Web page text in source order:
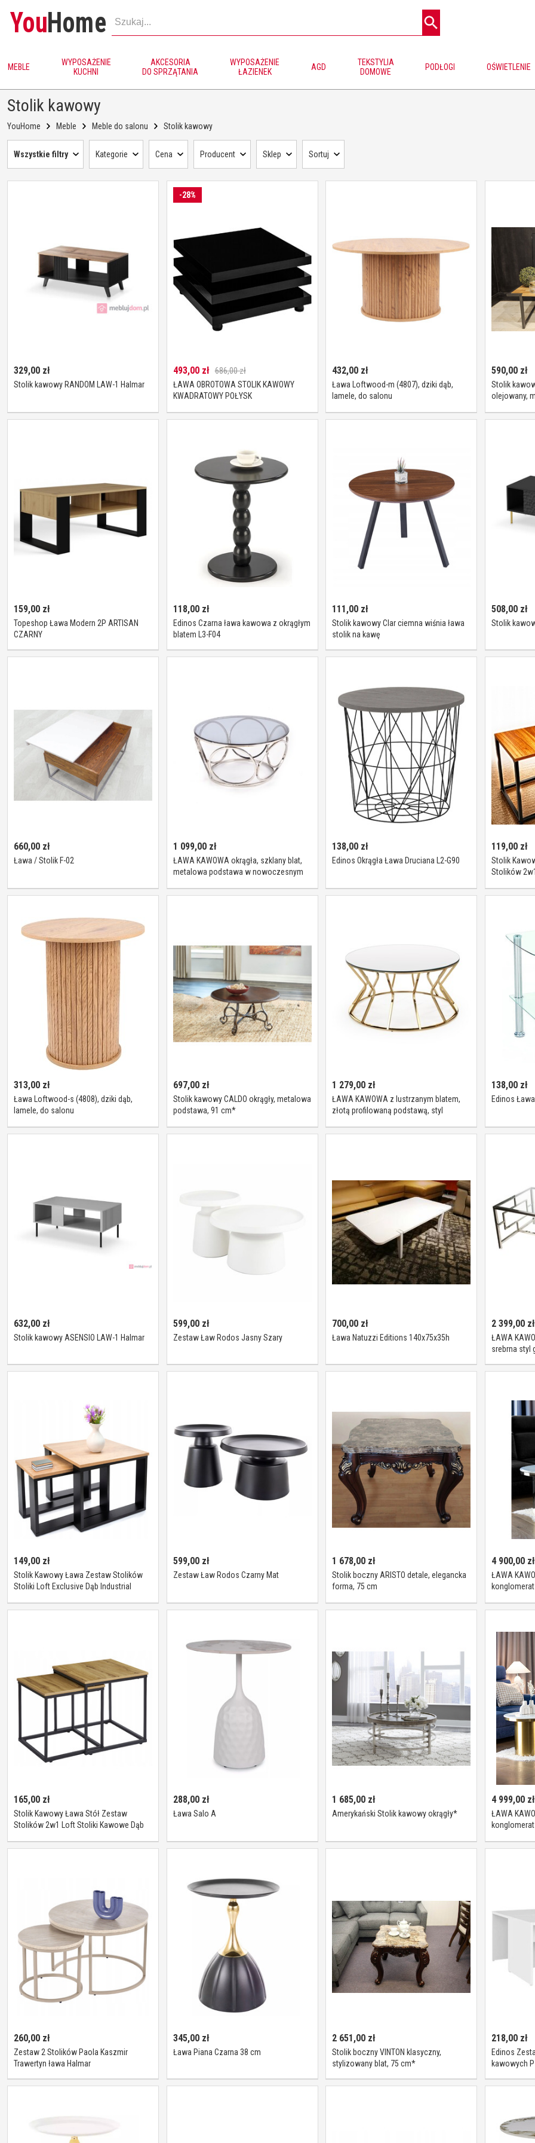
YouHome
MEBLE
WYPOSAŻENIE
KUCHNI
AKCESORIA
DO SPRZĄTANIA
WYPOSAŻENIE
ŁAZIENEK
AGD
TEKSTYLIA
DOMOWE
PODŁOGI OŚWIETLENIE
Stolik kawowy
YouHome Meble Meble do salonu Stolik kawowy
Wszystkie filtry Kategorie Cena Producent Sklep Sortuj
329,00 zł
Stolik kawowy RANDOM LAW-1 Halmar
-28%
493,00zł 686,00 zł
ŁAWA OBROTOWA STOLIK KAWOWY
KWADRATOWY POŁYSK
432,00 zł
Ława Loftwood-m (4807), dziki dąb,
lamele, do salonu
590,00zł
Stolik
olejowany,
159,00 zł
Topeshop Ława Modern 2P ARTISAN
CZARNY
118,00zł
Edinos Czarna ława kawowa z okrągłym
blatem L3-F04
111,00 zł
Stolik kawowy Clar ciemna wiśnia ława
stolik na kawę
508,00zł
Stolik
660,00 zł
Ława / Stolik F-02
1 099,00zł
ŁAWA KAWOWA okrągła, szklany blat,
metalowa podstawa w nowoczesnym
138,00 zł
Edinos Okrągła Ława Druciana L2-G90
119,00zł
Stolik
Stolików
313,00 zł
Ława Loftwood-s (4808), dziki dąb,
lamele, do salonu
697,00zł
Stolik kawowy CALDO okrągły, metalowa
podstawa, 91 cm*
1 279,00 zł
ŁAWA KAWOWA z lustrzanym blatem,
złotą profilowaną podstawą, styl
138,00zł
Edinos
632,00 zł
Stolik kawowy ASENSIO LAW-1 Halmar
599,00zł
Zestaw Ław Rodos Jasny Szary
700,00 zł
Ława Natuzzi Editions 140x75x35h
2 399,00zł
ŁAWA
srebrna styl
149,00 zł
Stolik Kawowy Ława Zestaw Stolików
Stoliki Loft Exclusive Dąb Industrial
599,00zł
Zestaw Ław Rodos Czarny Mat
1 678,00 zł
Stolik boczny ARISTO detale, elegancka
forma, 75 cm
4 900,00zł
ŁAWA
165,00 zł
Stolik Kawowy Ława Stół Zestaw
Stolików 2w1 Loft Stoliki Kawowe Dąb
288,00zł
Ława Salo A
1 685,00 zł
Amerykański Stolik kawowy okrągły*
4 999,00zł
ŁAWA
260,00 zł
Zestaw 2 Stolików Paola Kaszmir
Trawertyn ława Halmar
345,00zł
Ława Piana Czarna 38 cm
2 651,00 zł
Stolik boczny VINTON klasyczny,
stylizowany blat, 75 cm*
218,00zł
Edinos
kawowych